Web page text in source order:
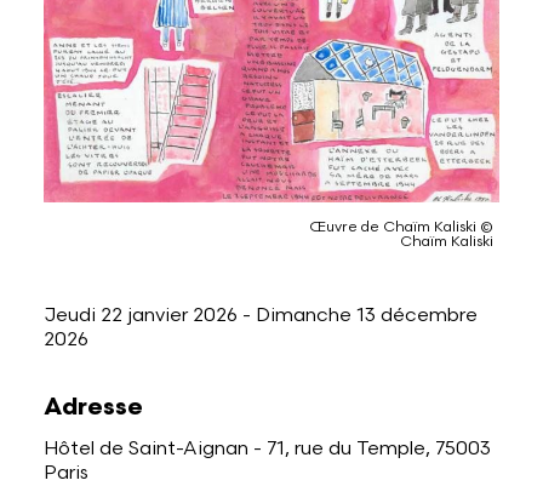
Œuvre de Chaïm Kaliski ©️
Chaïm Kaliski
Jeudi 22 janvier 2026 - Dimanche 13 décembre
2026
Adresse
Hôtel de Saint-Aignan - 71, rue du Temple, 75003
Paris